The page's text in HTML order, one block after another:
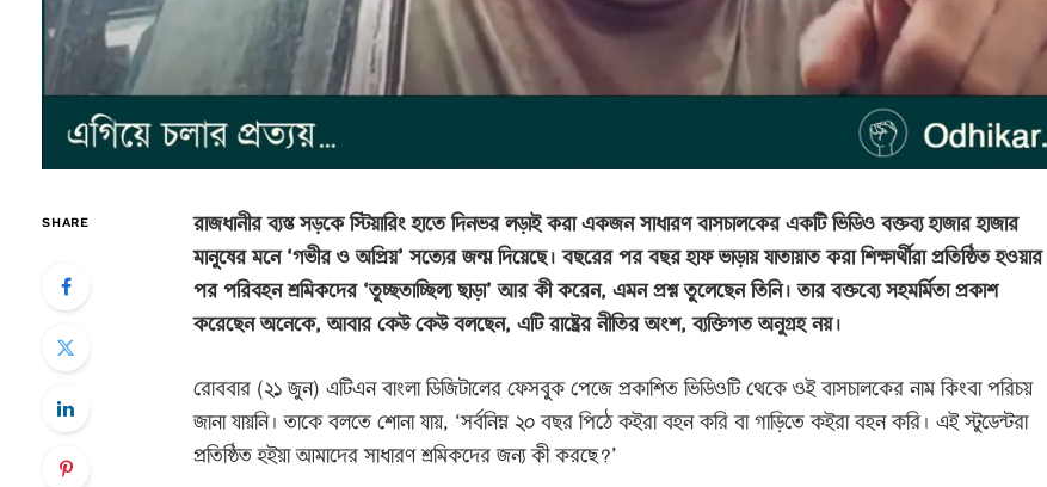
SHARE
রাজধানীর ব্যস্ত সড়কে স্টিয়ারিং হাতে দিনভর লড়াই করা একজন সাধারণ বাসচালকের একটি ভিডিও বক্তব্য হাজার হাজার
মানুষের মনে ‘গভীর ও অপ্রিয়’ সত্যের জন্ম দিয়েছে। বছরের পর বছর হাফ ভাড়ায় যাতায়াত করা শিক্ষার্থীরা প্রতিষ্ঠিত হওয়ার
পর পরিবহন শ্রমিকদের ‘তুচ্ছতাচ্ছিল্য ছাড়া’ আর কী করেন, এমন প্রশ্ন তুলেছেন তিনি। তার বক্তব্যে সহমর্মিতা প্রকাশ
করেছেন অনেকে, আবার কেউ কেউ বলছেন, এটি রাষ্ট্রের নীতির অংশ, ব্যক্তিগত অনুগ্রহ নয়।
রোববার (২১ জুন) এটিএন বাংলা ডিজিটালের ফেসবুক পেজে প্রকাশিত ভিডিওটি থেকে ওই বাসচালকের নাম কিংবা পরিচয়
জানা যায়নি। তাকে বলতে শোনা যায়, ‘সর্বনিম্ন ২০ বছর পিঠে কইরা বহন করি বা গাড়িতে কইরা বহন করি। এই স্টুডেন্টরা
প্রতিষ্ঠিত হইয়া আমাদের সাধারণ শ্রমিকদের জন্য কী করছে?’